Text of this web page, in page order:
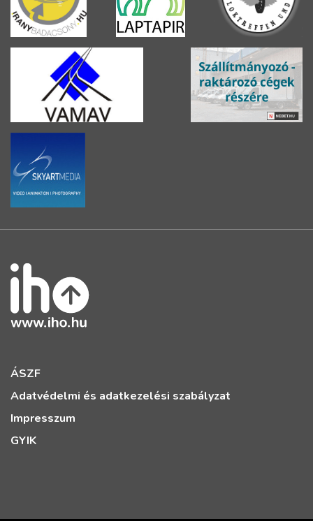
ÁSZF
Adatvédelmi és adatkezelési szabályzat
Impresszum
GYIK